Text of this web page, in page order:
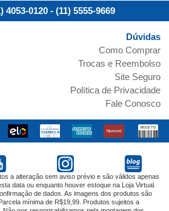
4053-0120 - (11) 5555-9669
Dúvidas
Como Comprar
Trocas e Reembolso
Site Seguro
Política de Privacidade
Fale Conosco
a alteração sem aviso prévio e são válidos apenas
data ou enquanto houver estoque na Loja Virtual.
de dados. As imagens dos produtos são
mínima de R$19,99. Produtos sujeitos a